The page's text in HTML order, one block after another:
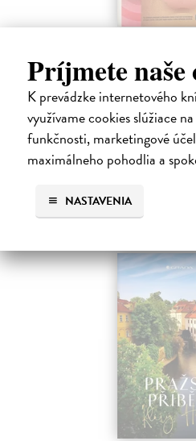
Príjmete naše
K prevádzke internetového
využívame cookies slúžiace
funkčnosti, marketingové
maximálneho pohodlia a
NASTAVENIA
kolektív autorov| Kniha
Chcete spoznať unikátne, málo
doteraz neobjavené kúty našej
knižného sprievodcu DobroDruh vás
slovenskej…
Na sklade ?
24,99 € ?